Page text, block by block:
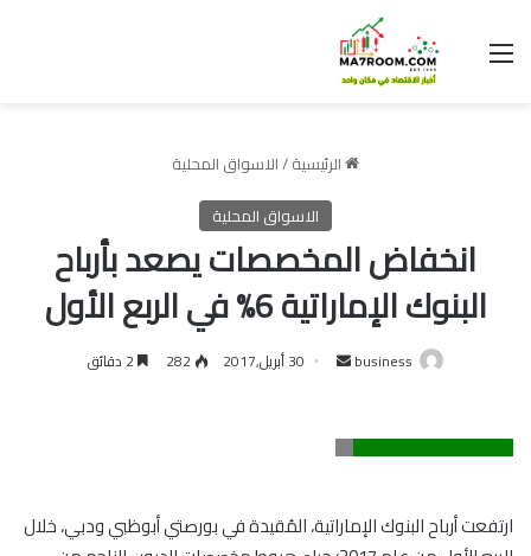
القائمة
الرئيسية/الاسواق المحلية
الاسواق المحلية
انخفاض المخصصات يصعد بأرباح
البنوك الإماراتية 6% في الربع الأول
business
أرسل 30 أبريل,2017 282
ارتفعت أرباح البنوك الإماراتية، المُقيدة في بورصتي أبوظبي ودبي، خلال